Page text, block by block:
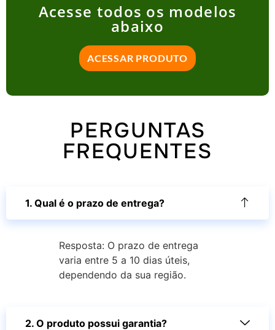
Acesse todos os modelos
abaixo
ACESSAR PRODUTO
PERGUNTAS
FREQUENTES
1. Qual é o prazo de entrega?
Resposta: O prazo de entrega
varia entre 5 a 10 dias úteis,
dependendo da sua região.
2. O produto possui garantia?